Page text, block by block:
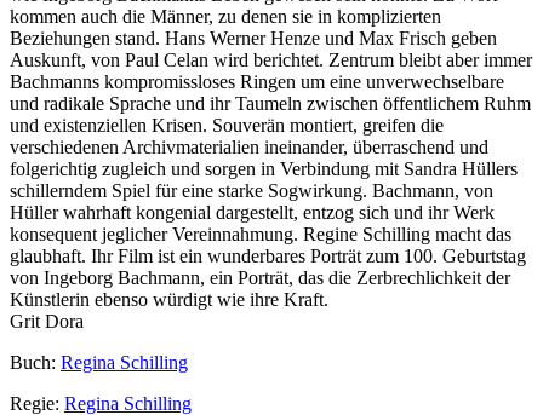
kommen auch die Männer, zu denen sie in komplizierten
Beziehungen stand. Hans Werner Henze und Max Frisch geben
Auskunft, von Paul Celan wird berichtet. Zentrum bleibt aber immer
Bachmanns kompromissloses Ringen um eine unverwechselbare
und radikale Sprache und ihr Taumeln zwischen öffentlichem Ruhm
und existenziellen Krisen. Souverän montiert, greifen die
verschiedenen Archivmaterialien ineinander, überraschend und
folgerichtig zugleich und sorgen in Verbindung mit Sandra Hüllers
schillerndem Spiel für eine starke Sogwirkung. Bachmann, von
Hüller wahrhaft kongenial dargestellt, entzog sich und ihr Werk
konsequent jeglicher Vereinnahmung. Regine Schilling macht das
glaubhaft. Ihr Film ist ein wunderbares Porträt zum 100. Geburtstag
von Ingeborg Bachmann, ein Porträt, das die Zerbrechlichkeit der
Künstlerin ebenso würdigt wie ihre Kraft.
Grit Dora
Buch: Regina Schilling
Regie: Regina Schilling